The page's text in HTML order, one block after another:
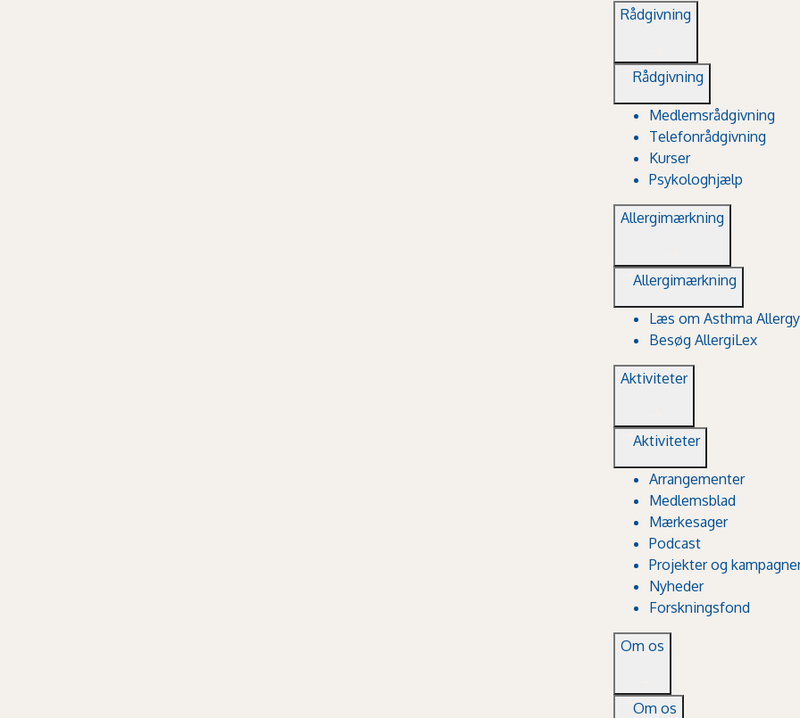
Rådgivning
Rådgivning
Medlemsrådgivning
Telefonrådgivning
Kurser
Psykologhjælp
Allergimærkning
Allergimærkning
Læs om Asthma
Besøg AllergiLex
Aktiviteter
Aktiviteter
Arrangementer
Medlemsblad
Mærkesager
Podcast
Projekter og
Nyheder
Forskningsfond
Om os
Om os